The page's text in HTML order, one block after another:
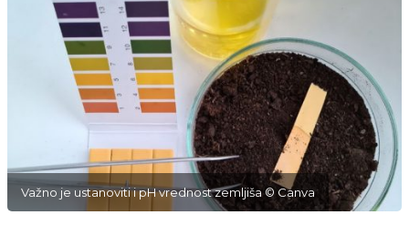
Važno je ustanoviti i pH vrednost zemljiša © Canva